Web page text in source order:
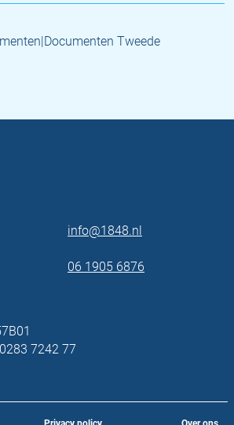
Tweede
info@1848.nl
06 1905 6876
7242 77